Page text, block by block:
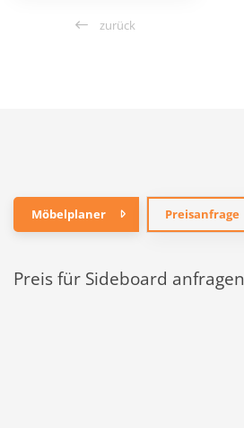
zurück
Möbelplaner Preisanfrage
Preis für Sideboard anfragen